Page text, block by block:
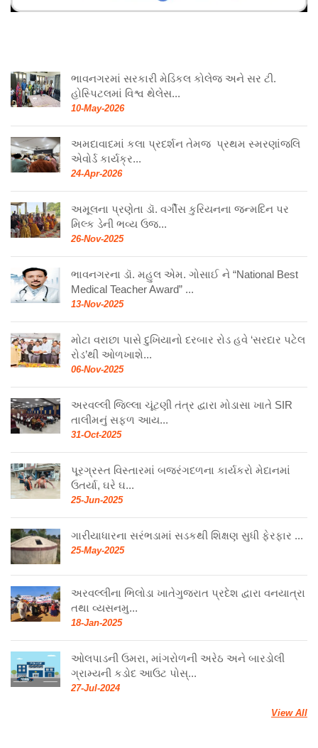
ભાવનગરમાં સરકારી મેડિકલ કોલેજ અને સર ટી.
હોસ્પિટલમાં વિશ્વ થેલેસ...
10-May-2026
અમદાવાદમાં કલા પ્રદર્શન તેમજ પ્રથમ સ્મરણાંજલિ
એવોર્ડ કાર્યક્ર...
24-Apr-2026
અમૂલના પ્રણેતા ડૉ. વર્ગીસ કુરિયનના જન્મદિન પર
મિલ્ક ડેની ભવ્ય ઉજ...
26-Nov-2025
ભાવનગરના ડૉ. મહુલ એમ. ગોસાઈ ને “National Best
Medical Teacher Award” ...
13-Nov-2025
મોટા વરાછા પાસે દુખિયાનો દરબાર રોડ હવે ‘સરદાર પટેલ
રોડ’થી ઓળખાશે...
06-Nov-2025
અરવલ્લી જિલ્લા ચૂંટણી તંત્ર દ્વારા મોડાસા ખાતે SIR
તાલીમનું સફળ આય...
31-Oct-2025
પૂરગ્રસ્ત વિસ્તારમાં બજરંગદળના કાર્યકરો મેદાનમાં
ઉતર્યા, ઘરે ઘ...
25-Jun-2025
ગારીયાધારના સરંભડામાં સડકથી શિક્ષણ સુધી ફેરફાર ...
25-May-2025
અરવલ્લીના ભિલોડા ખાતેગુજરાત પ્રદેશ દ્વારા વનયાત્રા
તથા વ્યસનમુ...
18-Jan-2025
ઓલપાડની ઉમરા, માંગરોળની અરેઠ અને બારડોલી
ગ્રામ્યની કડોદ આઉટ પોસ્...
27-Jul-2024
View All